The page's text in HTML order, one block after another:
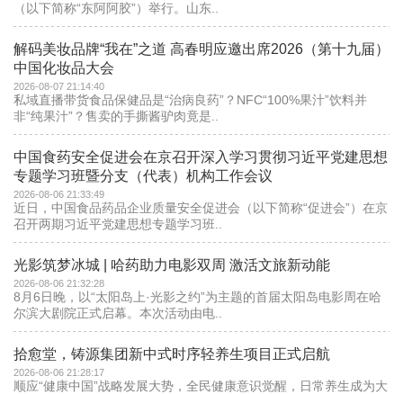
（以下简称“东阿阿胶”）举行。山东..
解码美妆品牌“我在”之道 高春明应邀出席2026（第十九届）
中国化妆品大会
2026-08-07 21:14:40
私域直播带货食品保健品是“治病良药”？NFC“100%果汁”饮料并
非“纯果汁”？售卖的手撕酱驴肉竟是..
中国食药安全促进会在京召开深入学习贯彻习近平党建思想
专题学习班暨分支（代表）机构工作会议
2026-08-06 21:33:49
近日，中国食品药品企业质量安全促进会（以下简称“促进会”）在京
召开两期习近平党建思想专题学习班..
光影筑梦冰城 | 哈药助力电影双周 激活文旅新动能
2026-08-06 21:32:28
8月6日晚，以“太阳岛上·光影之约”为主题的首届太阳岛电影周在哈
尔滨大剧院正式启幕。本次活动由电..
拾愈堂，铸源集团新中式时序轻养生项目正式启航
2026-08-06 21:28:17
顺应“健康中国”战略发展大势，全民健康意识觉醒，日常养生成为大